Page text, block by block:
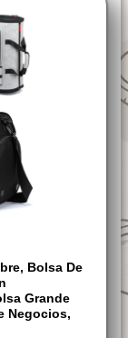
Bolsa De
Grande
Negocios,